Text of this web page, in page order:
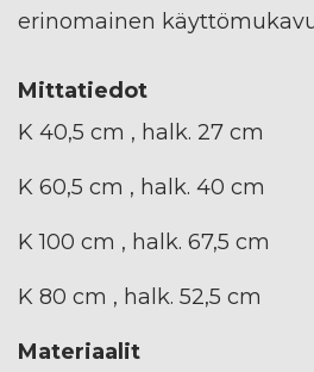
erinomainen
Mittatiedot
K 40,5 cm , halk. 27 cm
K 60,5 cm , halk. 40 cm
K 100 cm , halk. 67,5 cm
K 80 cm , halk. 52,5 cm
Materiaalit